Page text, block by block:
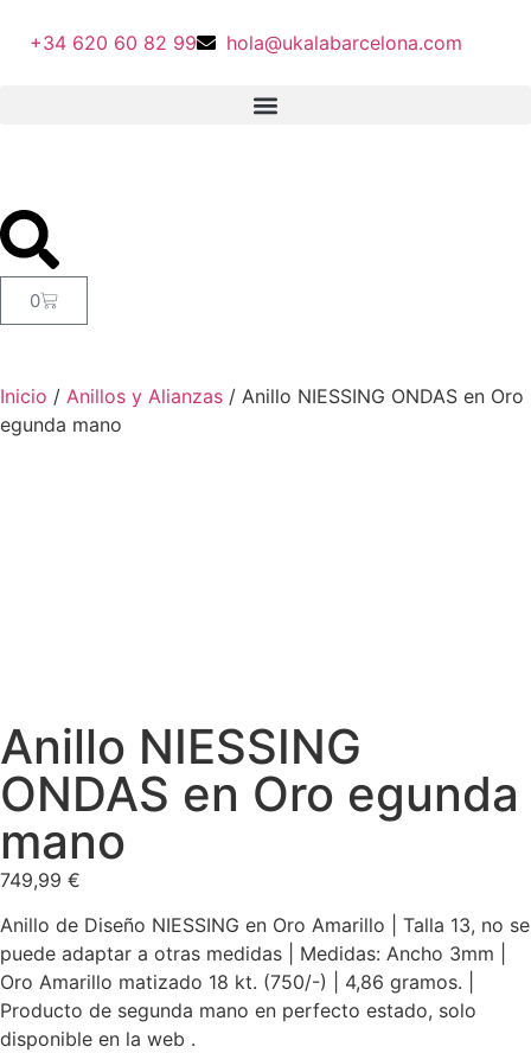
+34 620 60 82 99 hola@ukalabarcelona.com
0
Inicio / Anillos y Alianzas / Anillo NIESSING ONDAS en Oro
egunda mano
Anillo NIESSING
ONDAS en Oro egunda
mano
749,99 €
Anillo de Diseño NIESSING en Oro Amarillo | Talla 13, no se
puede adaptar a otras medidas | Medidas: Ancho 3mm |
Oro Amarillo matizado 18 kt. (750/-) | 4,86 gramos. |
Producto de segunda mano en perfecto estado, solo
disponible en la web .